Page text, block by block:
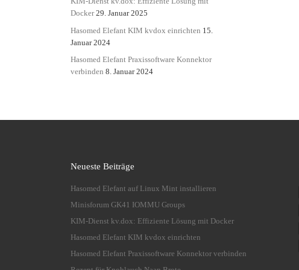
Docker 29. Januar 2025
Hasomed Elefant KIM kvdox einrichten 15.
Januar 2024
Hasomed Elefant Praxissoftware Konnektor
verbinden 8. Januar 2024
Neueste Beiträge
Hasomed Elefant auf Linux Mint installieren
Minisforum GK41 IOMMU Groups
KIM-Dienst kv.dox: Effiziente Lösung mit Docker
Hasomed Elefant KIM kvdox einrichten
Hasomed Elefant Praxissoftware Konnektor verbinden